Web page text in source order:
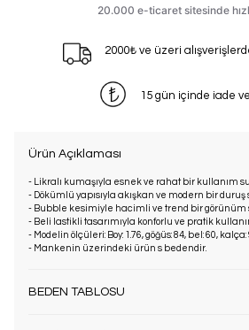
2000₺ ve üzeri
15 gün içinde iade
Ürün Açıklaması
- Likralı kumaşıyla esnek ve rahat bir kullanım
- Dökümlü yapısıyla akışkan ve modern bir duruş
- Bubble kesimiyle hacimli ve trend bir görünüm
- Beli lastikli tasarımıyla konforlu ve pratik
- Modelin ölçüleri: Boy: 1.76, göğüs: 84, bel: 60, kalça:
- Mankenin üzerindeki ürün s bedendir.
BEDEN TABLOSU